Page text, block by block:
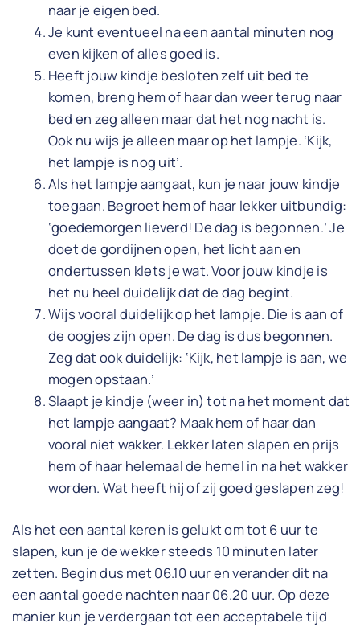
naar je eigen bed.
Je kunt eventueel na een aantal minuten nog
even kijken of alles goed is.
Heeft jouw kindje besloten zelf uit bed te
komen, breng hem of haar dan weer terug naar
bed en zeg alleen maar dat het nog nacht is.
Ook nu wijs je alleen maar op het lampje. ‘Kijk,
het lampje is nog uit’.
Als het lampje aangaat, kun je naar jouw kindje
toegaan. Begroet hem of haar lekker uitbundig:
‘goedemorgen lieverd! De dag is begonnen.’ Je
doet de gordijnen open, het licht aan en
ondertussen klets je wat. Voor jouw kindje is
het nu heel duidelijk dat de dag begint.
Wijs vooral duidelijk op het lampje. Die is aan of
de oogjes zijn open. De dag is dus begonnen.
Zeg dat ook duidelijk: ‘Kijk, het lampje is aan, we
mogen opstaan.’
Slaapt je kindje (weer in) tot na het moment dat
het lampje aangaat? Maak hem of haar dan
vooral niet wakker. Lekker laten slapen en prijs
hem of haar helemaal de hemel in na het wakker
worden. Wat heeft hij of zij goed geslapen zeg!
Als het een aantal keren is gelukt om tot 6 uur te
slapen, kun je de wekker steeds 10 minuten later
zetten. Begin dus met 06.10 uur en verander dit na
een aantal goede nachten naar 06.20 uur. Op deze
manier kun je verdergaan tot een acceptabele tijd